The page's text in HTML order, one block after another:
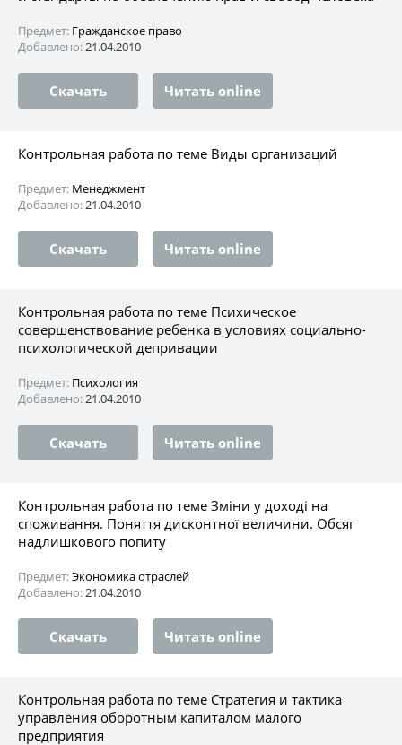
Предмет: Гражданское право
Добавлено:21.04.2010
Скачать Читать online
Контрольная работа по теме Виды организаций
Предмет: Менеджмент
Добавлено:21.04.2010
Скачать Читать online
Контрольная работа по теме Психическое
совершенствование ребенка в условиях социально-
психологической депривации
Предмет: Психология
Добавлено:21.04.2010
Скачать Читать online
Контрольная работа по теме Зміни у доході на
споживання. Поняття дисконтної величини. Обсяг
надлишкового попиту
Предмет:Экономика отраслей
Добавлено:21.04.2010
Скачать Читать online
Контрольная работа по теме Стратегия и тактика
управления оборотным капиталом малого
предприятия